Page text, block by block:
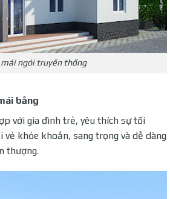
mái ngói truyền thống
bằng
với gia đình trẻ, yêu thích sự tối
vẻ khỏe khoắn, sang trọng và dễ dàng
thượng.